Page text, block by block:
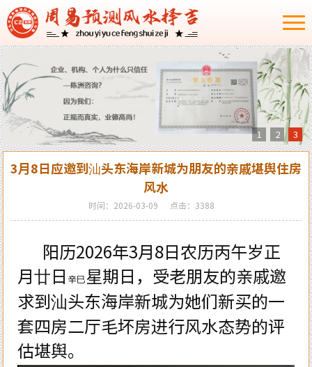
1 2 3
3月8日应邀到汕头东海岸新城为朋友的亲戚堪舆住房
风水
时间：2026-03-09 点击：3388
阳历2026年3月8日农历丙午岁正
月廿日 辛巳星期日，受老朋友的亲戚邀
求到汕头东海岸新城为她们新买的一
套四房二厅毛坏房进行风水态势的评
估堪舆。